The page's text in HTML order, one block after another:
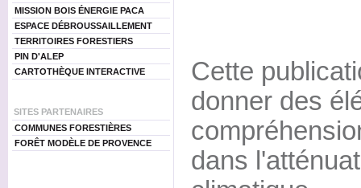
MISSION BOIS ÉNERGIE PACA
ESPACE DÉBROUSSAILLEMENT
TERRITOIRES FORESTIERS
PIN D'ALEP
CARTOTHÈQUE INTERACTIVE
SITES PARTENAIRES
COMMUNES FORESTIÈRES
FORÊT MODÈLE DE PROVENCE
Cette
donner des
dans